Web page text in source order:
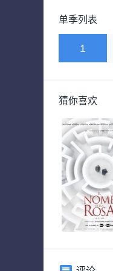
单季列表
1
猜你喜欢